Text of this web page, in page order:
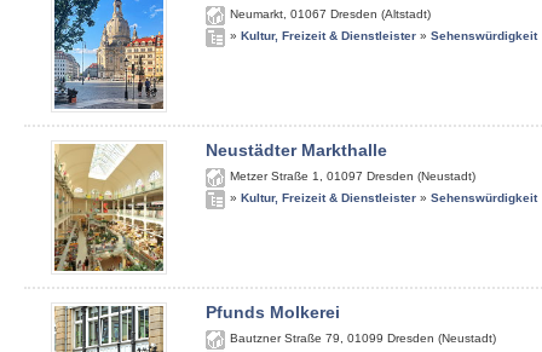
Neumarkt 01067 Dresden (Altstadt)
» Kultur, Freizeit & Dienstleister » Sehenswürdigkeit
Neustädter Markthalle
Metzer Straße 1 01097 Dresden (Neustadt)
» Kultur, Freizeit & Dienstleister » Sehenswürdigkeit
Pfunds Molkerei
Bautzner Straße 79 01099 Dresden (Neustadt)